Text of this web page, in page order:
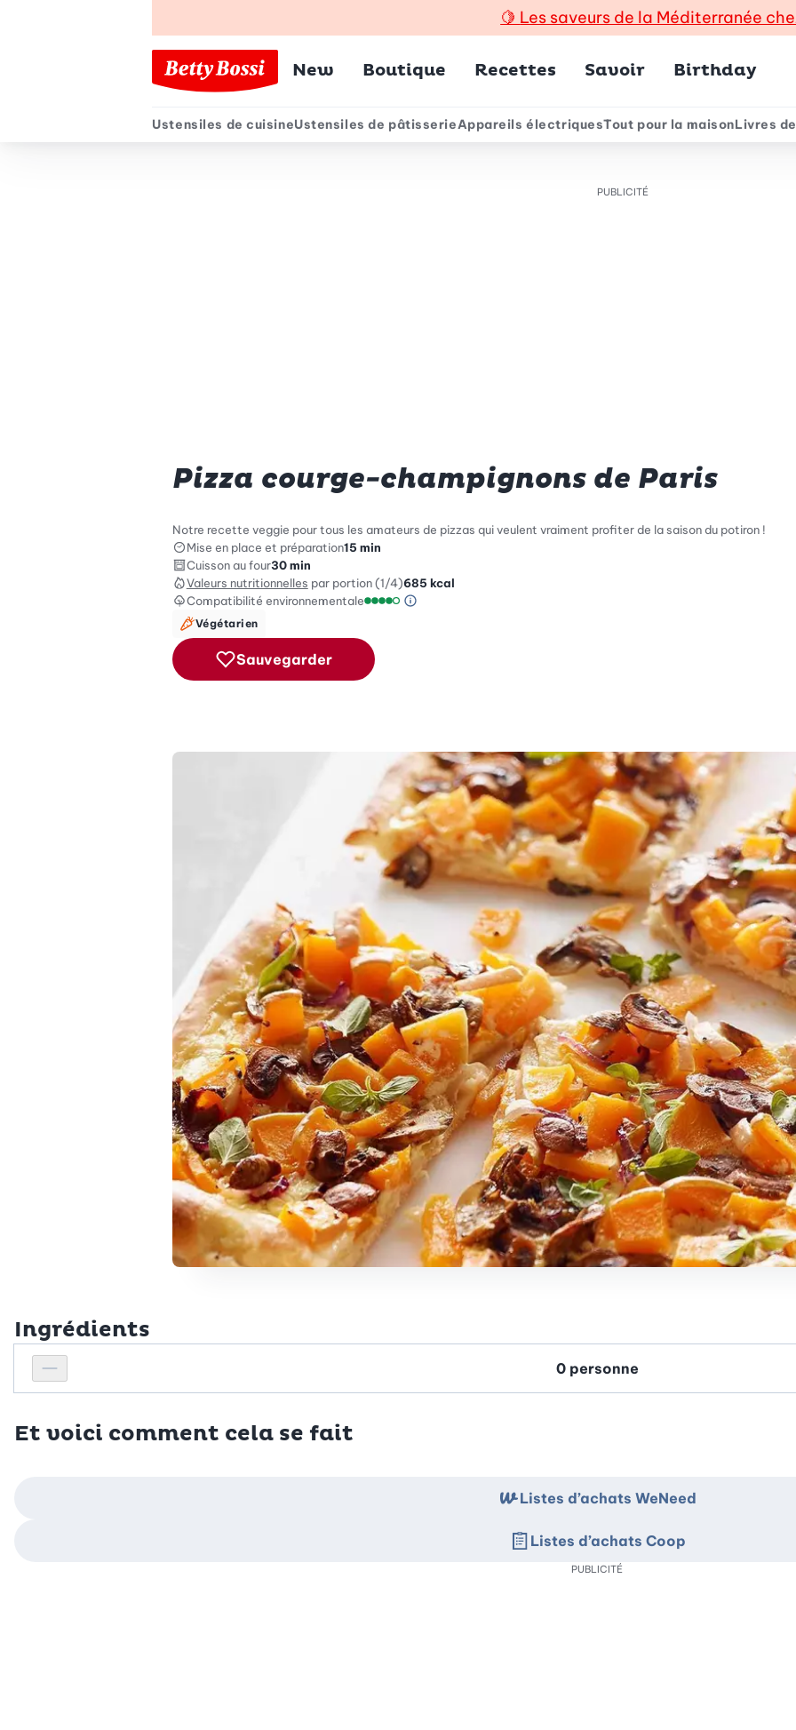
🍋 Les saveurs de la Méditerranée
Menu principal
New Boutique Recettes Savoir Birthday
Menu secondaire
Ustensiles de cuisineUstensiles de pâtisserieAppareils électriquesTout pour la maisonLivres
PUBLICITÉ
Pizza courge-champignons de Paris
Notre recette veggie pour tous les amateurs de pizzas qui veulent vraiment profiter de la saison du potiron !
Mise en place et préparation15 min
Cuisson au four30 min
Valeurs nutritionnelles par portion (1/4)685 kcal
Compatibilité environnementale
Information sur l’échelle Green Betty
Végétarien
Sauvegarder
Ingrédients
Réduire le nombre de personnes
Personnes
Et voici comment cela se fait
Listes d’achats WeNeed
Listes d’achats Coop
PUBLICITÉ